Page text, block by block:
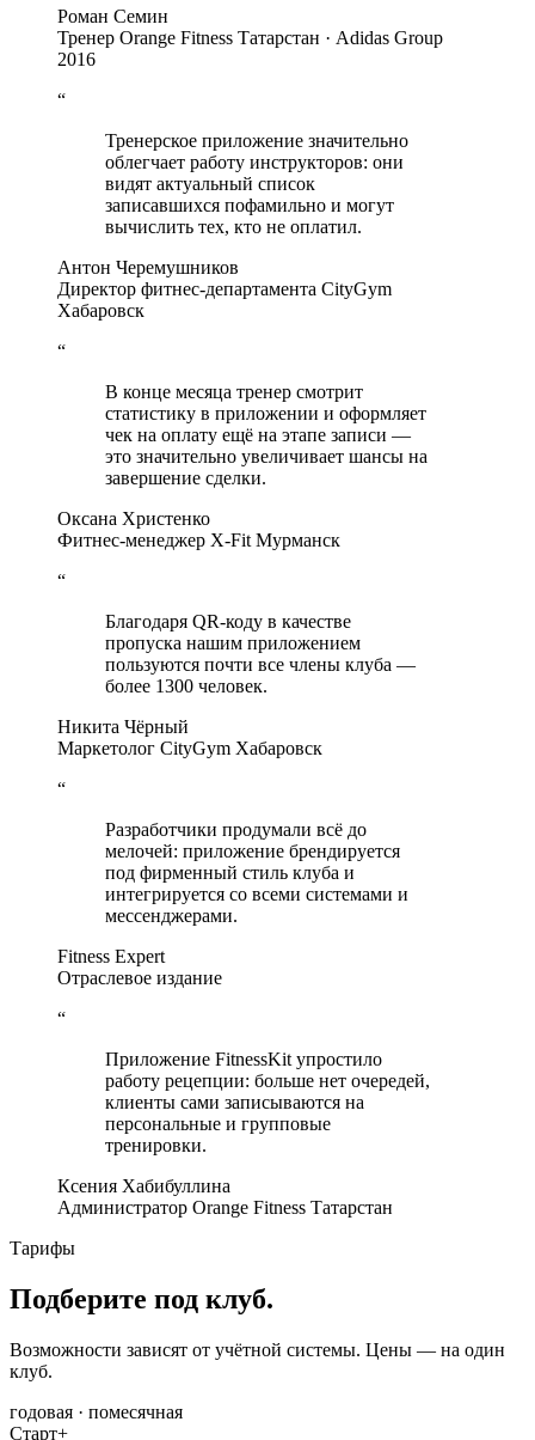
Роман Семин
Тренер Orange Fitness Татарстан · Adidas Group
2016
“
Тренерское приложение значительно
облегчает работу инструкторов: они
видят актуальный список
записавшихся пофамильно и могут
вычислить тех, кто не оплатил.
Антон Черемушников
Директор фитнес-департамента CityGym
Хабаровск
“
В конце месяца тренер смотрит
статистику в приложении и оформляет
чек на оплату ещё на этапе записи —
это значительно увеличивает шансы на
завершение сделки.
Оксана Христенко
Фитнес-менеджер X-Fit Мурманск
“
Благодаря QR-коду в качестве
пропуска нашим приложением
пользуются почти все члены клуба —
более 1300 человек.
Никита Чёрный
Маркетолог CityGym Хабаровск
“
Разработчики продумали всё до
мелочей: приложение брендируется
под фирменный стиль клуба и
интегрируется со всеми системами и
мессенджерами.
Fitness Expert
Отраслевое издание
“
Приложение FitnessKit упростило
работу рецепции: больше нет очередей,
клиенты сами записываются на
персональные и групповые
тренировки.
Ксения Хабибуллина
Администратор Orange Fitness Татарстан
Тарифы
Подберите под клуб.
Возможности зависят от учётной системы. Цены — на один
клуб.
годовая · помесячная
Старт+